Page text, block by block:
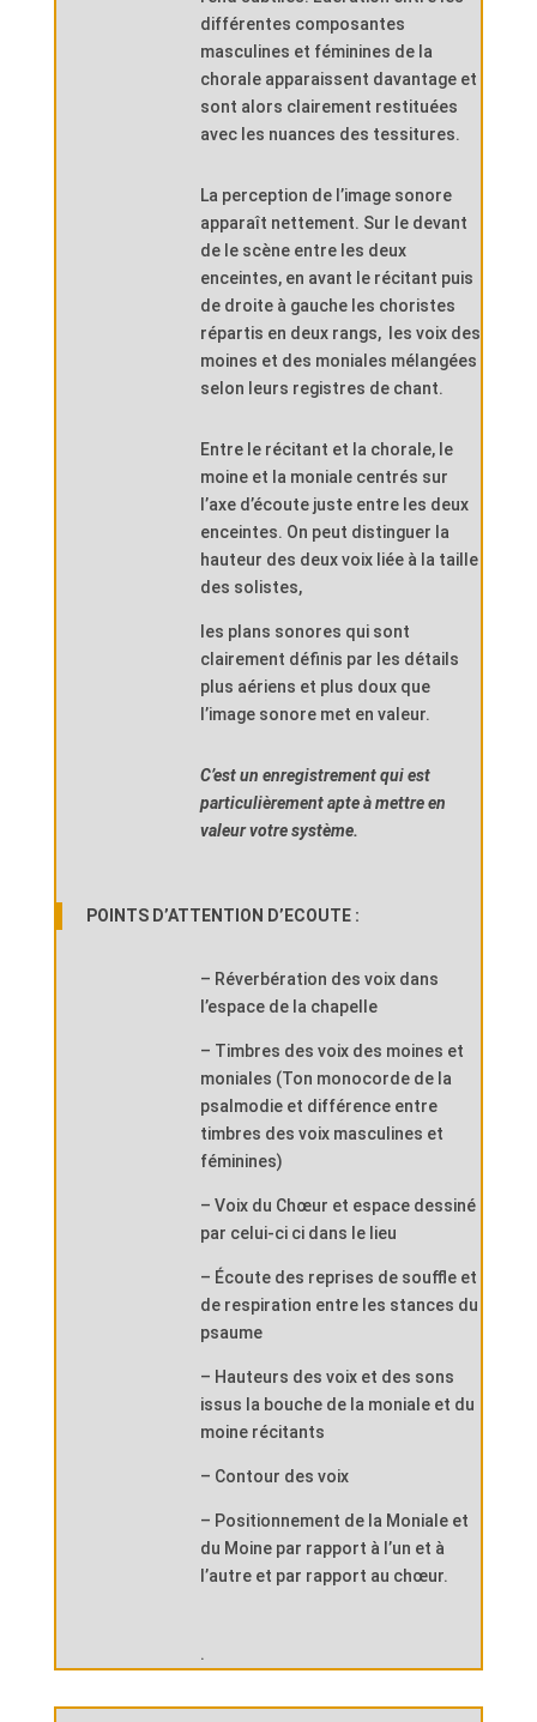
différentes composantes
masculines et féminines de la
chorale apparaissent davantage et
sont alors clairement restituées
avec les nuances des tessitures.
La perception de l’image sonore
apparaît nettement. Sur le devant
de le scène entre les deux
enceintes, en avant le récitant puis
de droite à gauche les choristes
répartis en deux rangs,
les voix des
moines et des moniales mélangées
selon leurs registres de chant.
Entre le récitant et la chorale, le
moine et la moniale centrés sur
l’axe d’écoute juste entre les deux
enceintes. On peut distinguer la
hauteur des deux voix liée à la taille
des solistes,
les plans sonores qui sont
clairement définis par les détails
plus aériens et plus doux que
l’image sonore met en valeur.
C’est un enregistrement qui est
particulièrement apte à mettre en
valeur votre système.
POINTS D’ATTENTION D’ECOUTE :
– Réverbération des voix dans
l’espace de la chapelle
– Timbres des voix des moines et
moniales (Ton monocorde de la
psalmodie et différence entre
timbres des voix masculines et
féminines)
– Voix du Chœur et espace dessiné
par celui-ci ci dans le lieu
– Écoute des reprises de souffle et
de respiration entre les stances du
psaume
– Hauteurs des voix et des sons
issus la bouche de la moniale et du
moine récitants
– Contour des voix
– Positionnement de la Moniale et
du Moine par rapport à l’un et à
l’autre et par rapport au chœur.
.